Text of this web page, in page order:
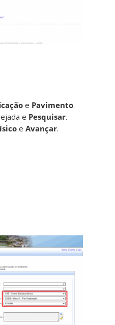
e Pavimento.
e Pesquisar.
e Avançar.